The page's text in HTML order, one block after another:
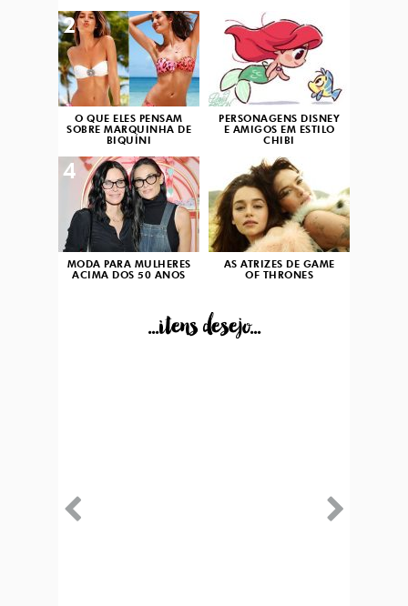
O QUE ELES PENSAM
SOBRE MARQUINHA DE
BIQUÍNI
2
PERSONAGENS DISNEY
E AMIGOS EM ESTILO
CHIBI
3
MODA PARA MULHERES
ACIMA DOS 50 ANOS
4
AS ATRIZES DE GAME
OF THRONES
...itens desejo...